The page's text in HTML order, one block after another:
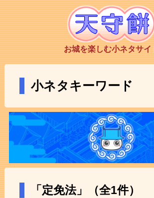
お城を楽しむ小ネタサイ
小ネタキーワード
「定免法」（全1件）